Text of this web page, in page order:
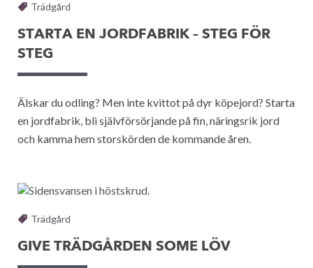
Trädgård
STARTA EN JORDFABRIK – STEG FÖR
STEG
Älskar du odling? Men inte kvittot på dyr köpejord? Starta
en jordfabrik, bli självförsörjande på fin, näringsrik jord
och kamma hem storskörden de kommande åren.
Trädgård
GIVE TRÄDGÅRDEN SOME LÖV